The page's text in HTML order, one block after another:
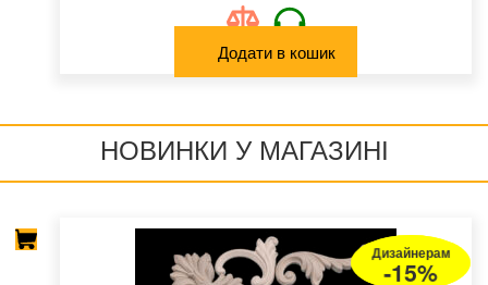
Додати в кошик
НОВИНКИ У МАГАЗИНІ
Дизайнерам
-15%
Дизайнерам
-15%
Дизайнерам
-15%
Дизайнерам
-15%